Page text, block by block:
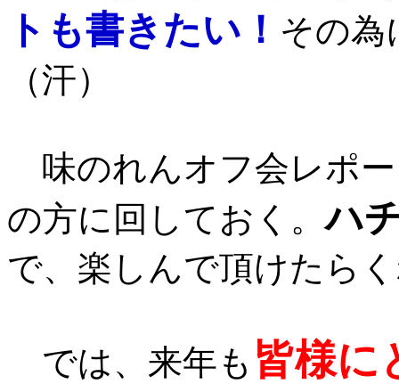
トも書きたい！ その
（汗）
味のれんオフ会レポ
の方に回しておく。ハ
で、楽しんで頂けたら
では、来年も 皆様に